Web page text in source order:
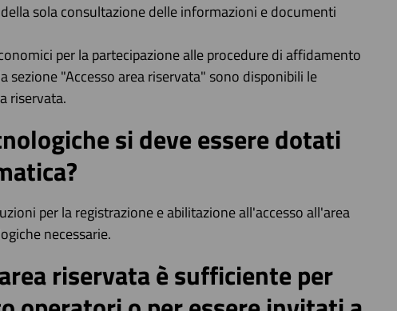
sola consultazione delle informazioni e documenti
per la partecipazione alle procedure di affidamento
sezione "Accesso area riservata" sono disponibili le
riservata.
si deve essere dotati
per la registrazione e abilitazione all'accesso all'area
necessarie.
riservata è sufficiente per